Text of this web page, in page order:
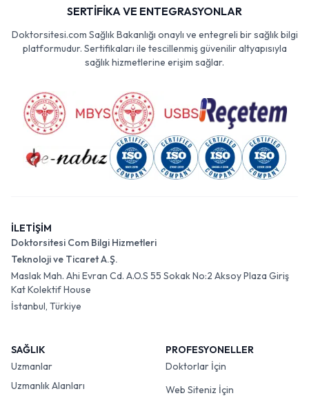
SERTİFİKA VE ENTEGRASYONLAR
Doktorsitesi.com Sağlık Bakanlığı onaylı ve entegreli bir sağlık bilgi
platformudur. Sertifikaları ile tescillenmiş güvenilir altyapısıyla
sağlık hizmetlerine erişim sağlar.
İLETİŞİM
Doktorsitesi Com Bilgi Hizmetleri
Teknoloji ve Ticaret A.Ş.
Maslak Mah. Ahi Evran Cd. A.O.S 55 Sokak No:2 Aksoy Plaza Giriş
Kat Kolektif House
İstanbul, Türkiye
SAĞLIK
Uzmanlar
Uzmanlık Alanları
PROFESYONELLER
Doktorlar İçin
Web Siteniz İçin